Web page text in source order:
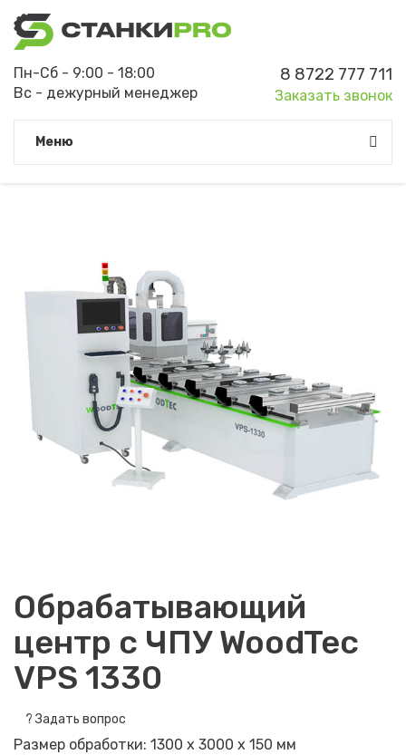
Пн-Сб - 9:00 - 18:00
Вс - дежурный менеджер
8 8722 777 711
Заказать звонок
Meню
Обрабатывающий
центр с ЧПУ WoodTec
VPS 1330
?Задать вопрос
Размер обработки: 1300 х 3000 х 150 мм